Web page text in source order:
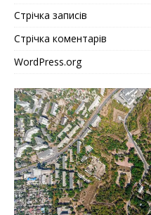
Стрічка записів
Стрічка коментарів
WordPress.org